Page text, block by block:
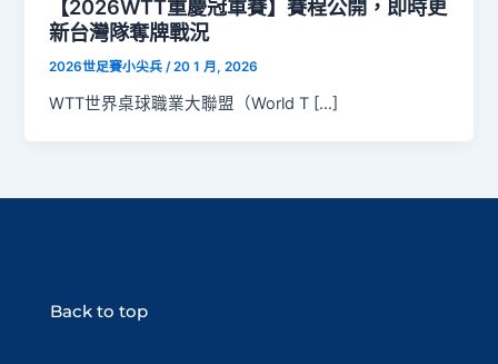
【2026WTT重慶冠軍賽】賽程公開，即時更
新台灣隊奪牌戰況
2026世足賽小尖兵/20 1 月, 2026
WTT世界桌球職業大聯盟（World T […]
Back to top